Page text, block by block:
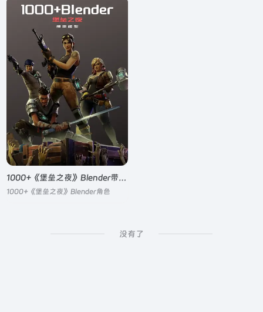
1000+《堡垒之夜》Blender带绑定模型下载
1000+《堡垒之夜》Blender角色
没有了